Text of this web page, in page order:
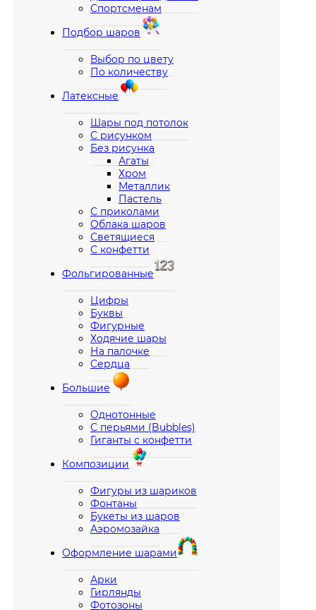
Спортсменам
Подбор шаров
Выбор по цвету
По количеству
Латексные
Шары под потолок
С рисунком
Без рисунка
Агаты
Хром
Металлик
Пастель
С приколами
Облака шаров
Светящиеся
С конфетти
Фольгированные
Цифры
Буквы
Фигурные
Ходячие шары
На палочке
Сердца
Большие
Однотонные
С перьями (Bubbles)
Гиганты с конфетти
Композиции
Фигуры из шариков
Фонтаны
Букеты из шаров
Аэромозайка
Оформление шарами
Арки
Гирлянды
Фотозоны